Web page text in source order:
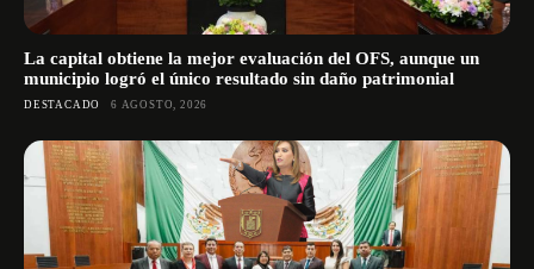
La capital obtiene la mejor evaluación del OFS, aunque un
municipio logró el único resultado sin daño patrimonial
DESTACADO 6 AGOSTO, 2026